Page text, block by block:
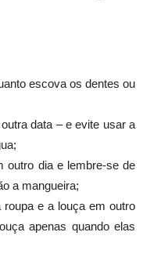
escova os dentes ou
data – e evite usar a
dia e lembre-se de
a mangueira;
e a louça em outro
apenas quando elas